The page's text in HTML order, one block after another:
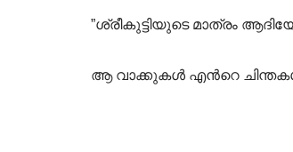
”ശ്രീകുട്ടിയുടെ മാത്രം
ആ വാക്കുകള്‍ എന്‍റെ